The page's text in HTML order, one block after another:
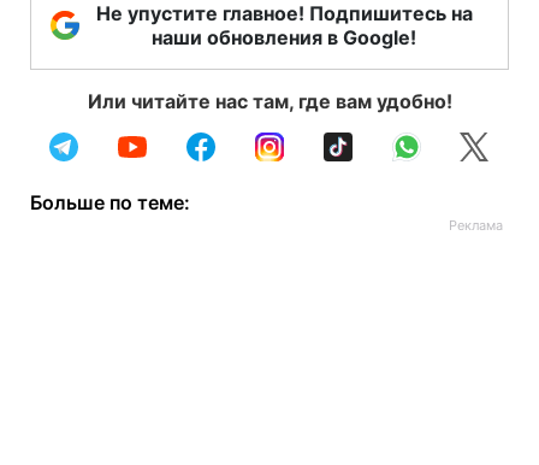
Не упустите главное! Подпишитесь на
наши обновления в Google!
Или читайте нас там, где вам удобно!
Больше по теме: